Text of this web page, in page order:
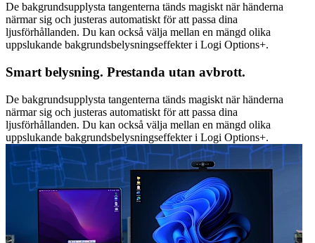
De bakgrundsupplysta tangenterna tänds magiskt när händerna
närmar sig och justeras automatiskt för att passa dina
ljusförhållanden. Du kan också välja mellan en mängd olika
uppslukande bakgrundsbelysningseffekter i Logi Options+.
Smart belysning. Prestanda utan avbrott.
De bakgrundsupplysta tangenterna tänds magiskt när händerna
närmar sig och justeras automatiskt för att passa dina
ljusförhållanden. Du kan också välja mellan en mängd olika
uppslukande bakgrundsbelysningseffekter i Logi Options+.